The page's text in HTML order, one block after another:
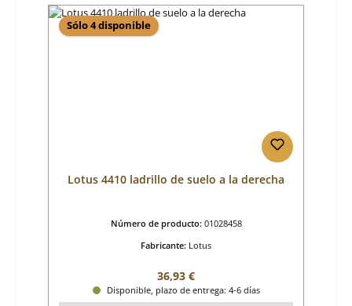
Sólo 4 disponible
Lotus 4410 ladrillo de suelo a la derecha
Número de producto: 01028458
Fabricante: Lotus
Precio normal:
36,93 €
Disponible, plazo de entrega: 4-6 días